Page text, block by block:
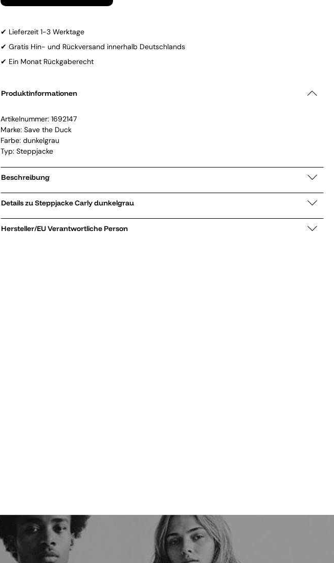
✔ Lieferzeit 1-3 Werktage
✔ Gratis Hin- und Rückversand innerhalb Deutschlands
✔ Ein Monat Rückgaberecht
Produktinformationen
Artikelnummer: 1692147
Marke: Save the Duck
Farbe: dunkelgrau
Typ: Steppjacke
Beschreibung
Details zu Steppjacke Carly dunkelgrau
Hersteller/EU Verantwortliche Person